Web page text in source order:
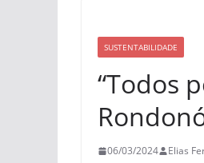
SUSTENTABILIDADE
“Todos
06/03/2024 Elias